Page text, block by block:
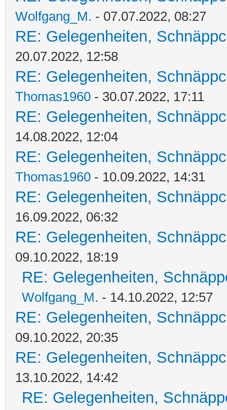
Wolfgang_M. - 07.07.2022, 08:27
RE: Gelegenheiten,
20.07.2022, 12:58
RE: Gelegenheiten,
Thomas1960 - 30.07.2022, 17:11
RE: Gelegenheiten,
14.08.2022, 12:04
RE: Gelegenheiten,
Thomas1960 - 10.09.2022, 14:31
RE: Gelegenheiten,
16.09.2022, 06:32
RE: Gelegenheiten,
09.10.2022, 18:19
RE: Gelegenheiten,
Wolfgang_M. - 14.10.2022, 12:57
RE: Gelegenheiten,
09.10.2022, 20:35
RE: Gelegenheiten,
13.10.2022, 14:42
RE: Gelegenheiten,